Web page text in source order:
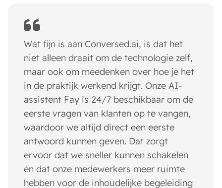
Wat fijn is aan Conversed.ai, is dat het
niet alleen draait om de technologie zelf,
maar ook om meedenken over hoe je het
in de praktijk werkend krijgt. Onze AI-
assistent Fay is 24/7 beschikbaar om de
eerste vragen van klanten op te vangen,
waardoor we altijd direct een eerste
antwoord kunnen geven. Dat zorgt
ervoor dat we sneller kunnen schakelen
én dat onze medewerkers meer ruimte
hebben voor de inhoudelijke begeleiding